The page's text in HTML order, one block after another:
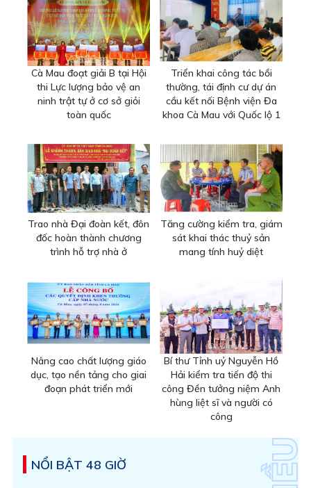
Cà Mau đoạt giải B tại Hội
thi Lực lượng bảo vệ an
ninh trật tự ở cơ sở giỏi
toàn quốc
Triển khai công tác bồi
thường, tái định cư dự án
cầu kết nối Bệnh viện Đa
khoa Cà Mau với Quốc lộ 1
Trao nhà Đại đoàn kết, đôn
đốc hoàn thành chương
trình hỗ trợ nhà ở
Tăng cường kiểm tra, giám
sát khai thác thuỷ sản
mang tính huỷ diệt
Nâng cao chất lượng giáo
dục, tạo nền tảng cho giai
đoạn phát triển mới
Bí thư Tỉnh uỷ Nguyễn Hồ
Hải kiểm tra tiến độ thi
công Đền tưởng niệm Anh
hùng liệt sĩ và người có
công
NỔI BẬT 48 GIỜ